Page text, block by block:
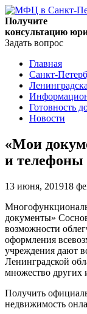
Получите
консультацию
Задать вопрос
Главная
Санкт-
Готовность
Новости
«Мои
и телефоны
13 июня, 201918
документы»
возможности
оформления
учреждения дают
Ленинградской
множество других
Получить
недвижимость